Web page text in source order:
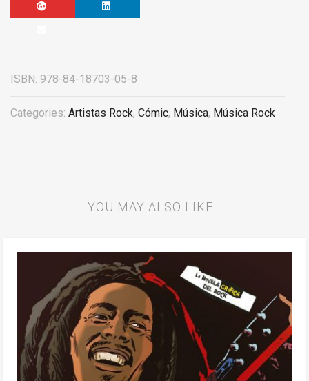
ISBN: 978-84-18703-05-8
Categories: Artistas Rock, Cómic, Música, Música Rock
YOU MAY ALSO LIKE…